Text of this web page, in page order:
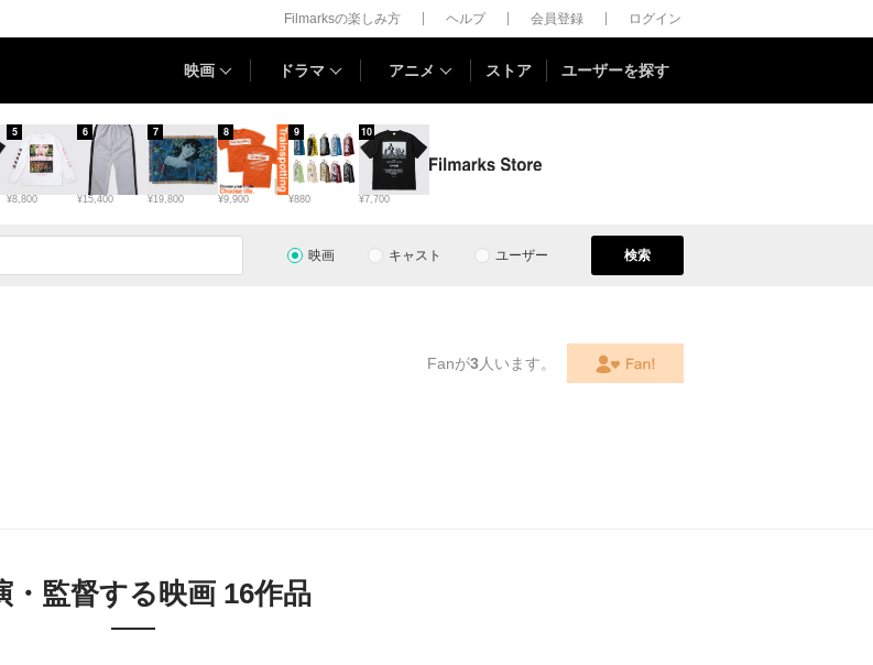
Filmarksの楽しみ方 ヘルプ 会員登録 ログイン
映画 ドラマ アニメ ストア ユーザーを探す
¥8,800
5
¥15,400
6
¥19,800
7
¥9,900
8
¥880
9
¥7,700
10
映画 キャスト ユーザー 検索
Fanが3人います。
・監督する映画 16作品